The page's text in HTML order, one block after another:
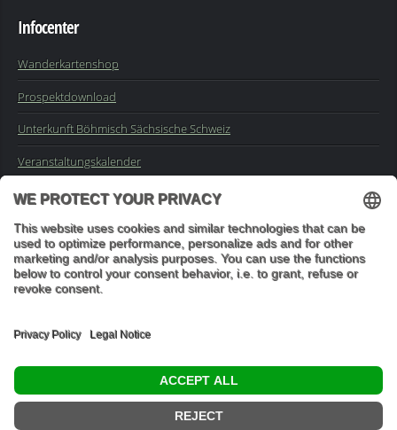
Infocenter
Wanderkartenshop
Prospektdownload
Unterkunft Böhmisch Sächsische Schweiz
Veranstaltungskalender
Impressum
Buchungsanfrage
"In den Wäldern sind Dinge, über die nachzudenken man jahrelang
im Moos liegen könnte." (Franz Kafka)